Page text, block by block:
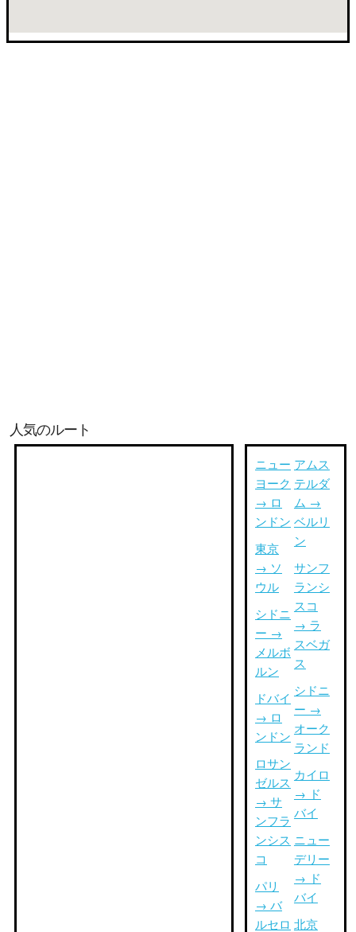
人気のルート
ニュー
ヨーク
→ ロ
ンドン
東京
→ ソ
ウル
シドニ
ー →
メルボ
ルン
ドバイ
→ ロ
ンドン
ロサン
ゼルス
→ サ
ンフラ
ンシス
コ
パリ
→ バ
ルセロ
アムス
テルダ
ム →
ベルリ
ン
サンフ
ランシ
スコ
→ ラ
スベガ
ス
シドニ
ー →
オーク
ランド
カイロ
→ ド
バイ
ニュー
デリー
→ ド
バイ
北京